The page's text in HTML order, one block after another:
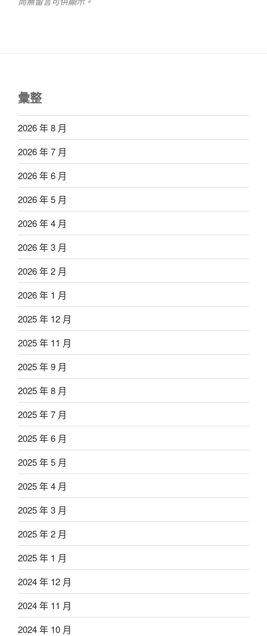
彙整
2026 年 8 月
2026 年 7 月
2026 年 6 月
2026 年 5 月
2026 年 4 月
2026 年 3 月
2026 年 2 月
2026 年 1 月
2025 年 12 月
2025 年 11 月
2025 年 9 月
2025 年 8 月
2025 年 7 月
2025 年 6 月
2025 年 5 月
2025 年 4 月
2025 年 3 月
2025 年 2 月
2025 年 1 月
2024 年 12 月
2024 年 11 月
2024 年 10 月